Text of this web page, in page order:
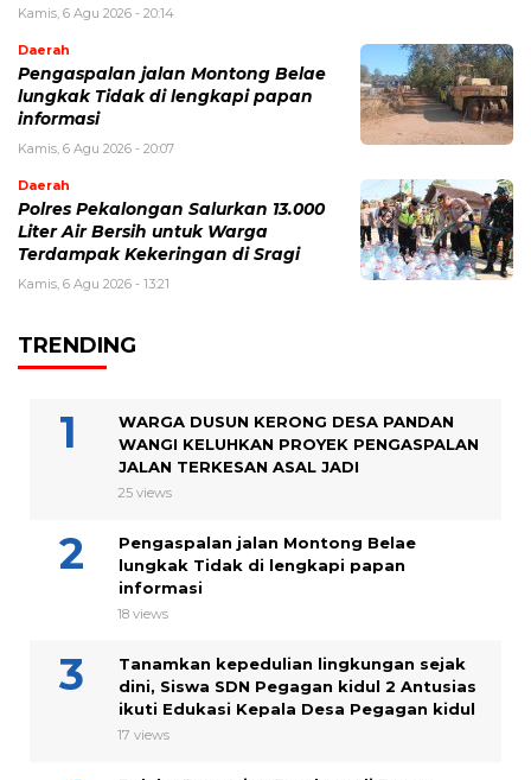
Kamis, 6 Agu 2026 - 20:14
Daerah
Pengaspalan jalan Montong Belae
lungkak Tidak di lengkapi papan
informasi
Kamis, 6 Agu 2026 - 20:07
Daerah
Polres Pekalongan Salurkan 13.000
Liter Air Bersih untuk Warga
Terdampak Kekeringan di Sragi
Kamis, 6 Agu 2026 - 13:21
TRENDING
WARGA DUSUN KERONG DESA PANDAN
WANGI KELUHKAN PROYEK PENGASPALAN
JALAN TERKESAN ASAL JADI
25 views
Pengaspalan jalan Montong Belae
lungkak Tidak di lengkapi papan
informasi
18 views
Tanamkan kepedulian lingkungan sejak
dini, Siswa SDN Pegagan kidul 2 Antusias
ikuti Edukasi Kepala Desa Pegagan kidul
17 views